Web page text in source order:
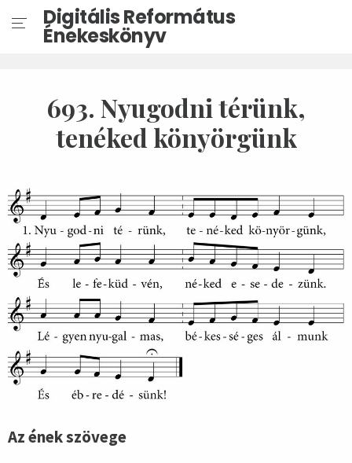
Digitális Református
Énekeskönyv
693. Nyugodni térünk,
tenéked könyörgünk
Az ének szövege